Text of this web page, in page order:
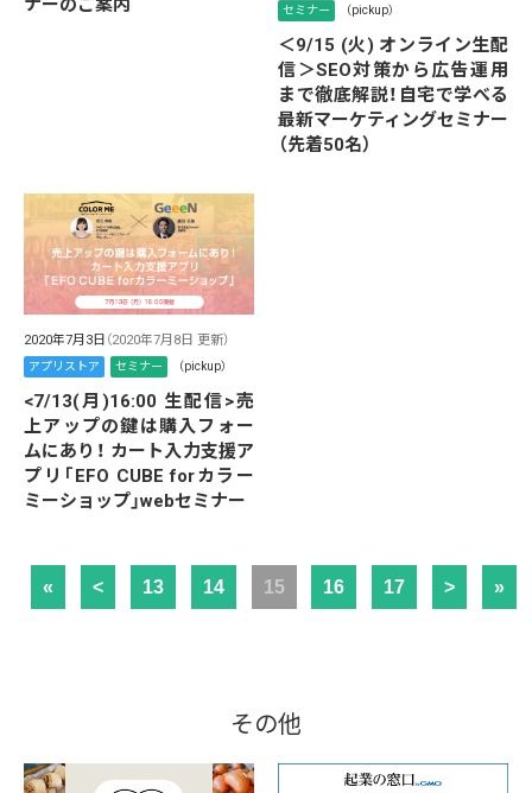
ナーのご案内
セミナー （pickup）
＜9/15 (火) オンライン生配
信＞SEO対策から広告運用
まで徹底解説！自宅で学べる
最新マーケティングセミナー
（先着50名）
2020年7月3日 （2020年7月8日 更新）
アプリストア セミナー （pickup）
<7/13(月)16:00 生配信>売
上アップの鍵は購入フォー
ムにあり！ カート入力支援ア
プリ「EFO CUBE forカラー
ミーショップ」webセミナー
« < 13 14 15 16 17 > »
その他